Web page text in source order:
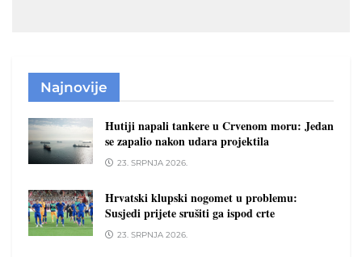
Najnovije
Hutiji napali tankere u Crvenom moru: Jedan
se zapalio nakon udara projektila
23. SRPNJA 2026.
Hrvatski klupski nogomet u problemu:
Susjedi prijete srušiti ga ispod crte
23. SRPNJA 2026.